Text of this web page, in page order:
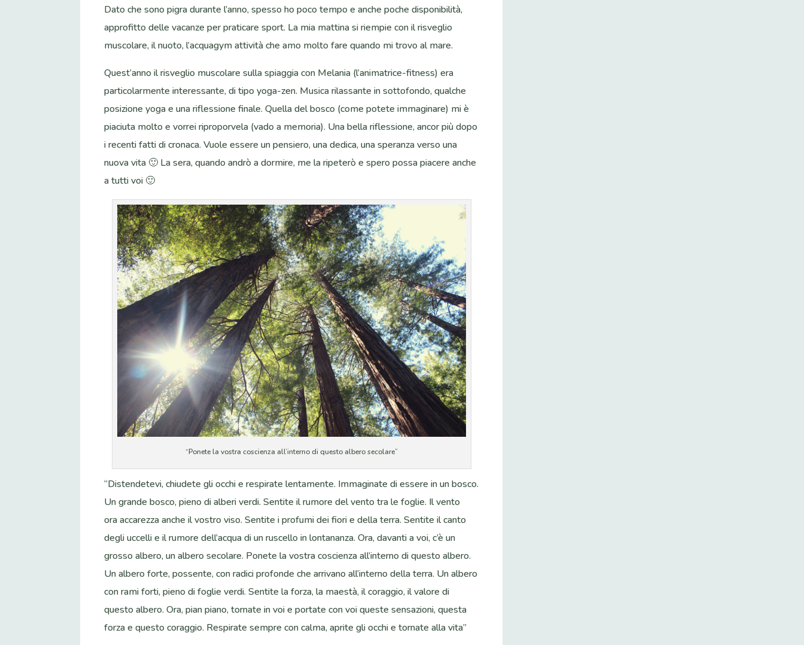
Dato che sono pigra durante l’anno, spesso ho poco tempo e anche poche disponibilità,
approfitto delle vacanze per praticare sport. La mia mattina si riempie con il risveglio
muscolare, il nuoto, l’acquagym attività che amo molto fare quando mi trovo al mare.
Quest’anno il risveglio muscolare sulla spiaggia con Melania (l’animatrice-fitness) era
particolarmente interessante, di tipo yoga-zen. Musica rilassante in sottofondo, qualche
posizione yoga e una riflessione finale. Quella del bosco (come potete immaginare) mi è
piaciuta molto e vorrei riproporvela (vado a memoria). Una bella riflessione, ancor più dopo
i recenti fatti di cronaca. Vuole essere un pensiero, una dedica, una speranza verso una
nuova vita 🙂 La sera, quando andrò a dormire, me la ripeterò e spero possa piacere anche
a tutti voi 🙂
“Ponete la vostra coscienza all’interno di questo albero secolare”
“Distendetevi, chiudete gli occhi e respirate lentamente. Immaginate di essere in un bosco.
Un grande bosco, pieno di alberi verdi. Sentite il rumore del vento tra le foglie. Il vento
ora accarezza anche il vostro viso. Sentite i profumi dei fiori e della terra. Sentite il canto
degli uccelli e il rumore dell’acqua di un ruscello in lontananza. Ora, davanti a voi, c’è un
grosso albero, un albero secolare. Ponete la vostra coscienza all’interno di questo albero.
Un albero forte, possente, con radici profonde che arrivano all’interno della terra. Un albero
con rami forti, pieno di foglie verdi. Sentite la forza, la maestà, il coraggio, il valore di
questo albero. Ora, pian piano, tornate in voi e portate con voi queste sensazioni, questa
forza e questo coraggio. Respirate sempre con calma, aprite gli occhi e tornate alla vita”